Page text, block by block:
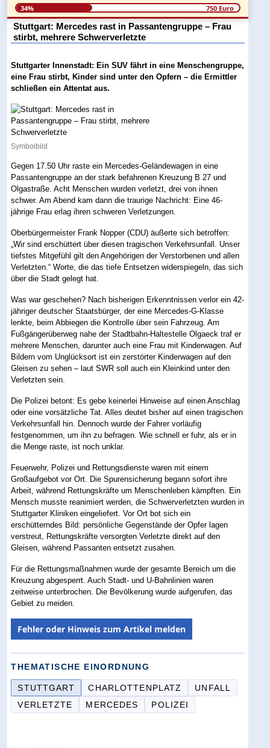
34% 750 Euro
Stuttgart: Mercedes rast in Passantengruppe – Frau
stirbt, mehrere Schwerverletzte
Stuttgarter Innenstadt: Ein SUV fährt in eine Menschengruppe,
eine Frau stirbt, Kinder sind unter den Opfern – die Ermittler
schließen ein Attentat aus.
Symbolbild
Gegen 17.50 Uhr raste ein Mercedes-Geländewagen in eine
Passantengruppe an der stark befahrenen Kreuzung B 27 und
Olgastraße. Acht Menschen wurden verletzt, drei von ihnen
schwer. Am Abend kam dann die traurige Nachricht: Eine 46-
jährige Frau erlag ihren schweren Verletzungen.
Oberbürgermeister Frank Nopper (CDU) äußerte sich betroffen:
„Wir sind erschüttert über diesen tragischen Verkehrsunfall. Unser
tiefstes Mitgefühl gilt den Angehörigen der Verstorbenen und allen
Verletzten.“ Worte, die das tiefe Entsetzen widerspiegeln, das sich
über die Stadt gelegt hat.
Was war geschehen? Nach bisherigen Erkenntnissen verlor ein 42-
jähriger deutscher Staatsbürger, der eine Mercedes-G-Klasse
lenkte, beim Abbiegen die Kontrolle über sein Fahrzeug. Am
Fußgängerüberweg nahe der Stadtbahn-Haltestelle Olgaeck traf er
mehrere Menschen, darunter auch eine Frau mit Kinderwagen. Auf
Bildern vom Unglücksort ist ein zerstörter Kinderwagen auf den
Gleisen zu sehen – laut SWR soll auch ein Kleinkind unter den
Verletzten sein.
Die Polizei betont: Es gebe keinerlei Hinweise auf einen Anschlag
oder eine vorsätzliche Tat. Alles deutet bisher auf einen tragischen
Verkehrsunfall hin. Dennoch wurde der Fahrer vorläufig
festgenommen, um ihn zu befragen. Wie schnell er fuhr, als er in
die Menge raste, ist noch unklar.
Feuerwehr, Polizei und Rettungsdienste waren mit einem
Großaufgebot vor Ort. Die Spurensicherung begann sofort ihre
Arbeit, während Rettungskräfte um Menschenleben kämpften. Ein
Mensch musste reanimiert werden, die Schwerverletzten wurden in
Stuttgarter Kliniken eingeliefert. Vor Ort bot sich ein
erschütterndes Bild: persönliche Gegenstände der Opfer lagen
verstreut, Rettungskräfte versorgten Verletzte direkt auf den
Gleisen, während Passanten entsetzt zusahen.
Für die Rettungsmaßnahmen wurde der gesamte Bereich um die
Kreuzung abgesperrt. Auch Stadt- und U-Bahnlinien waren
zeitweise unterbrochen. Die Bevölkerung wurde aufgerufen, das
Gebiet zu meiden.
Fehler oder Hinweis zum Artikel melden
THEMATISCHE EINORDNUNG
STUTTGART CHARLOTTENPLATZ
UNFALL
VERLETZTE
MERCEDES POLIZEI